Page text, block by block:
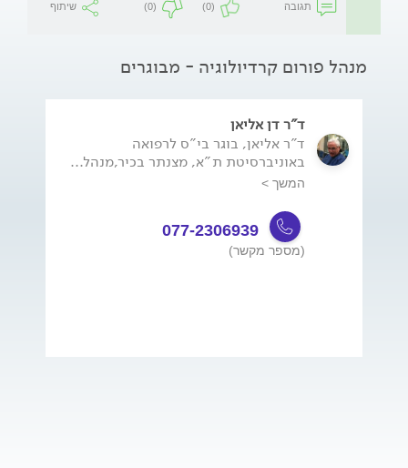
תגובה (0)
(0) שיתוף
מנהל פורום קרדיולוגיה - מבוגרים
ד"ר דן אליאן
ד"ר אליאן, בוגר בי"ס לרפואה
באוניברסיטת ת"א, מצנתר בכיר,מנהל...
המשך >
077-2306939
(מספר מקשר)